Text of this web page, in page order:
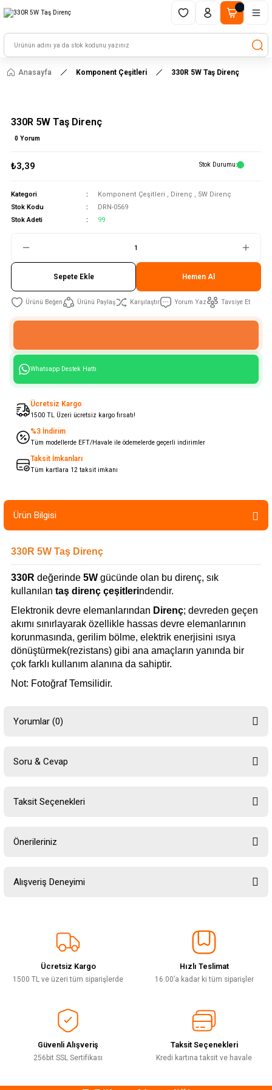
HAYAL ET - TASARLA - ÇALIŞTIR
Anasayfa Komponent Çeşitleri 330R 5W Taş Direnç
330R 5W Taş Direnç
0 Yorum
₺3,39 Stok Durumu
Kategori Komponent Çeşitleri , Direnç , 5W Direnç
Stok Kodu
DRN-0569
Stok Adeti
99
Sepete Ekle Hemen Al
Ürünü Paylaş Karşılaştır Yorum Yaz Tavsiye Et
Whatsapp Destek Hattı
Ücretsiz Kargo
1500 TL Üzeri ücretsiz kargo fırsatı!
%3 İndirim
Tüm modellerde EFT/Havale ile ödemelerde geçerli indirimler
Taksit İmkanları
Tüm kartlara 12 taksit imkanı
Ürün Bilgisi
330R 5W Taş Direnç
330R değerinde 5W gücünde olan bu direnç, sık
kullanılan taş direnç çeşitlerindendir.
Elektronik devre elemanlarından Direnç; devreden geçen
akımı sınırlayarak özellikle hassas devre elemanlarının
korunmasında, gerilim bölme, elektrik enerjisini ısıya
dönüştürmek(rezistans) gibi ana amaçların yanında bir
çok farklı kullanım alanına da sahiptir.
Not: Fotoğraf Temsilidir.
Yorumlar (0)
Soru & Cevap
Taksit Seçenekleri
Önerileriniz
Bu ürünün fiyat bilgisi, resim, ürün açıklamalarında ve diğer konularda
yetersiz gördüğünüz noktaları öneri formunu kullanarak tarafımıza
Ürün resmi kalitesiz, bozuk veya görüntülenemiyor.
Ürün açıklamasında eksik bilgiler bulunuyor.
Ürün bilgilerinde hatalar bulunuyor.
Bu ürüne benzer farklı alternatifler olmalı.
Alışveriş Deneyimi
Deneyimini Paylaş
Ücretsiz Kargo
1500 TL ve üzeri tüm siparişlerde
Hızlı Teslimat
16:00’a kadar ki tüm siparişler
Güvenli Alışveriş
256bit SSL Sertifikası
Taksit Seçenekleri
Kredi kartına taksit ve havale